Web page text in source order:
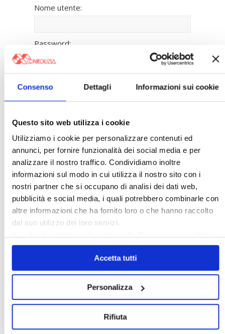
Consenso Dettagli Informazioni sui cookie
Questo sito web utilizza i cookie
Utilizziamo i cookie per personalizzare contenuti ed
annunci, per fornire funzionalità dei social media e per
analizzare il nostro traffico. Condividiamo inoltre
informazioni sul modo in cui utilizza il nostro sito con i
nostri partner che si occupano di analisi dei dati web,
pubblicità e social media, i quali potrebbero combinarle con
altre informazioni che ha fornito loro o che hanno raccolto
dal suo utilizzo dei loro servizi.
solo i cookie necessari.
Accetta tutti
Personalizza
Rifiuta
Nome utente:
Password:
connesso
Registrazione
Password persa
〉 Banche dati
Legislazione e prassi
»Legislazione
»Prassi
Giurisprudenza
»Corte Costituzionale
»Condominio
Locazione ad uso abitativo
»Locazione ad uso diverso dall'abitativo
Raccolta Confedilizia notizie
Novità
Ultimi aggiornamenti
Rassegna stampa